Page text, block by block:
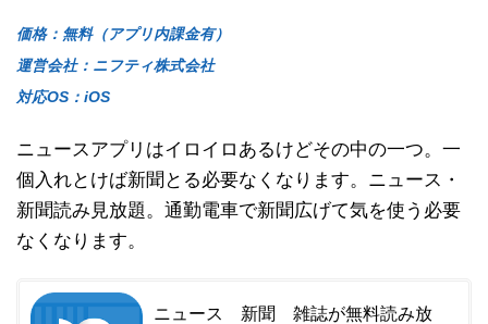
価格：無料（アプリ内課金有）
運営会社：ニフティ株式会社
対応OS：iOS
ニュースアプリはイロイロあるけどその中の一つ。一
個入れとけば新聞とる必要なくなります。ニュース・
新聞読み見放題。通勤電車で新聞広げて気を使う必要
なくなります。
ニュース 新聞 雑誌が無料読み放